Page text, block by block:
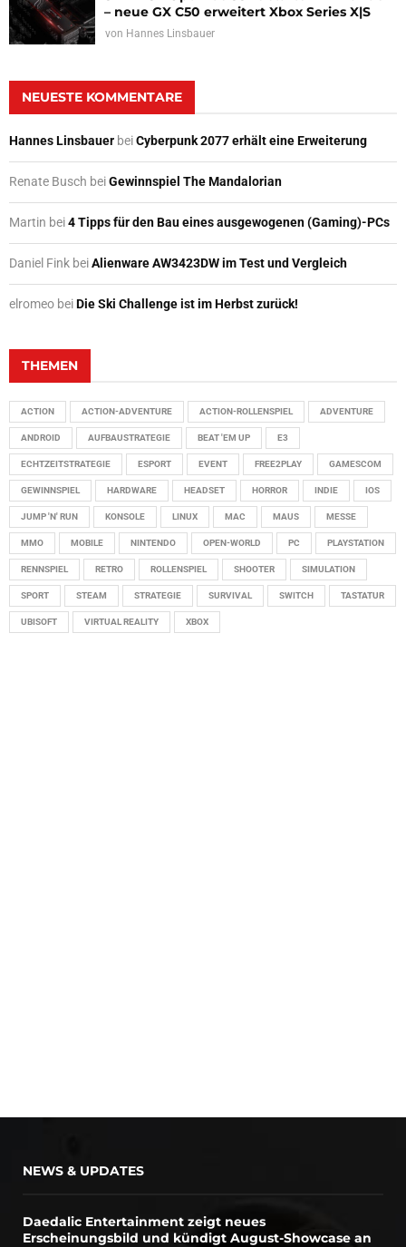
– neue GX C50 erweitert Xbox Series X|S
von Hannes Linsbauer
NEUESTE KOMMENTARE
Hannes Linsbauer beiCyberpunk 2077 erhält eine Erweiterung
Renate Busch beiGewinnspiel The Mandalorian
Martin bei4 Tipps für den Bau eines ausgewogenen (Gaming)-PCs
Daniel Fink beiAlienware AW3423DW im Test und Vergleich
elromeo beiDie Ski Challenge ist im Herbst zurück!
THEMEN
ACTION ACTION-ADVENTURE ACTION-ROLLENSPIEL ADVENTURE
ANDROID AUFBAUSTRATEGIE BEAT 'EM UP E3
ECHTZEITSTRATEGIE ESPORT EVENT FREE2PLAY GAMESCOM
GEWINNSPIEL HARDWARE HEADSET HORROR INDIE IOS
JUMP 'N' RUN KONSOLE LINUX MAC MAUS MESSE
MMO MOBILE NINTENDO OPEN-WORLD PC PLAYSTATION
RENNSPIEL RETRO ROLLENSPIEL SHOOTER SIMULATION
SPORT STEAM STRATEGIE SURVIVAL SWITCH TASTATUR
UBISOFT VIRTUAL REALITY XBOX
NEWS & UPDATES
Daedalic Entertainment zeigt neues
Erscheinungsbild und kündigt August-Showcase an